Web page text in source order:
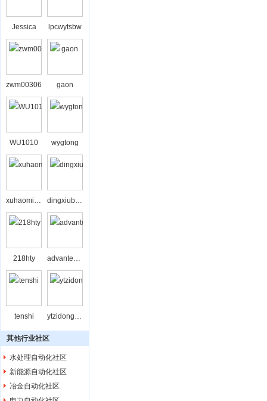
Jessica lpcwytsbw
zwm00306 gaon
WU1010 wygtong
xuhaominghxxu dingxiubing
218hty advantechbj
tenshi ytzidonghua
其他行业社区
水处理自动化社区
新能源自动化社区
冶金自动化社区